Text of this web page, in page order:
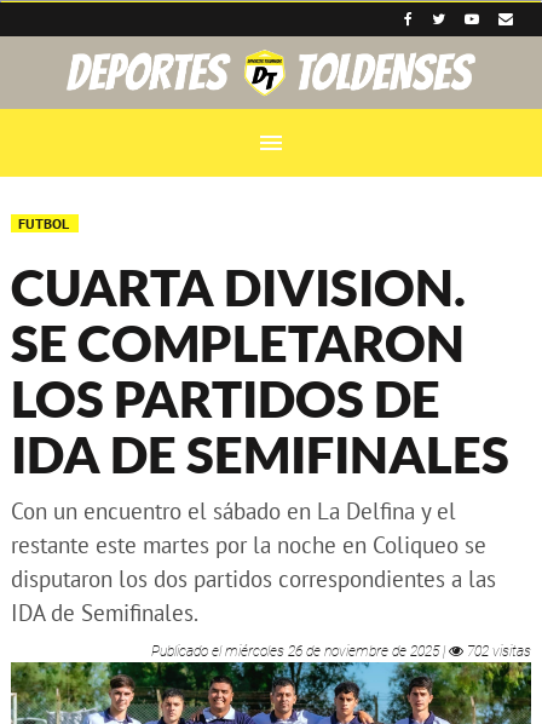
menu
FUTBOL
CUARTA DIVISION.
SE COMPLETARON
LOS PARTIDOS DE
IDA DE SEMIFINALES
Con un encuentro el sábado en La Delfina y el
restante este martes por la noche en Coliqueo se
disputaron los dos partidos correspondientes a las
IDA de Semifinales.
Publicado elmiércoles 26 de noviembre de 2025| 702 visitas